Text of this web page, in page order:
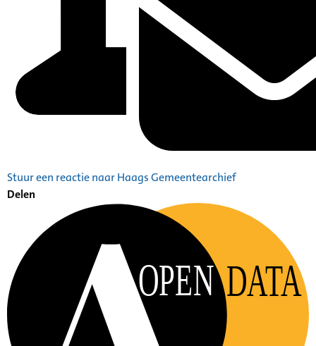
Stuur een reactie naar Haags Gemeentearchief
Delen
OPEN DATA